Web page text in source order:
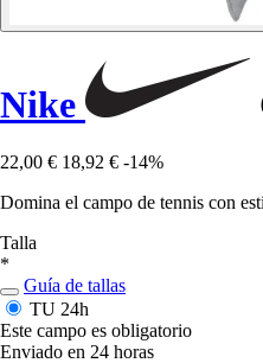
Nike
22,00 € 18,92 € -14%
Domina el campo de tennis con
Talla
*
Guía de tallas
TU 24h
Este campo es obligatorio
Enviado en 24 horas